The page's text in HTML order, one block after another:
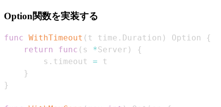
Option関数を実装する
func WithTimeout ( t time . Duration ) Option
{
return
func ( s *Server )
{
        s
. timeout =
}
}